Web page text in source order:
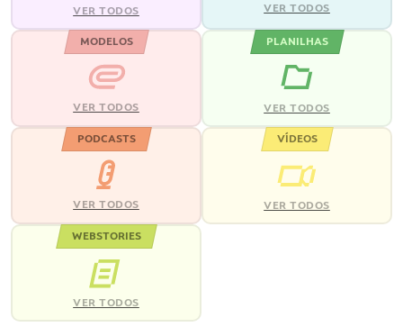
VER TODOS VER TODOS
MODELOS
VER TODOS
PLANILHAS
VER TODOS
PODCASTS
VER TODOS
VÍDEOS
VER TODOS
WEBSTORIES
VER TODOS